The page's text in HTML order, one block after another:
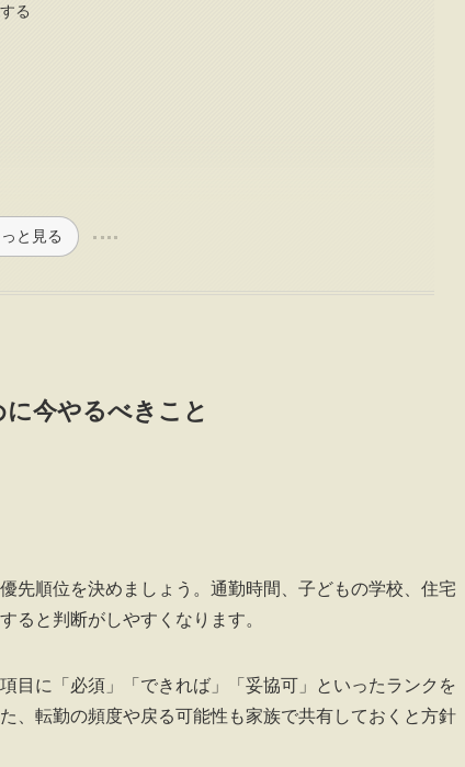
る
と見る
今やるべきこと
先順位を決めましょう。通勤時間、子どもの学校、住宅
ると判断がしやすくなります。
目に「必須」「できれば」「妥協可」といったランクを
、転勤の頻度や戻る可能性も家族で共有しておくと方針